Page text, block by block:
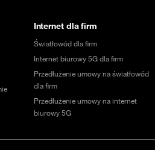
Internet dla firm
Światłowód dla firm
Internet biurowy 5G dla firm
Przedłużenie umowy na światłowód
dla firm
Przedłużenie umowy na internet
biurowy 5G